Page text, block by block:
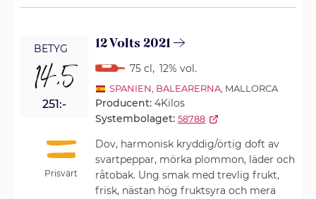
BETYG
14,5
251:-
Prisvärt
12 Volts 2021
75 cl, 12% vol.
SPANIEN BALEARERNA, MALLORCA
Producent:4Kilos
Systembolaget: 58788
Dov, harmonisk kryddig/örtig doft av
svartpeppar, mörka plommon, läder och
råtobak. Ung smak med trevlig frukt,
frisk, nästan hög fruktsyra och mera